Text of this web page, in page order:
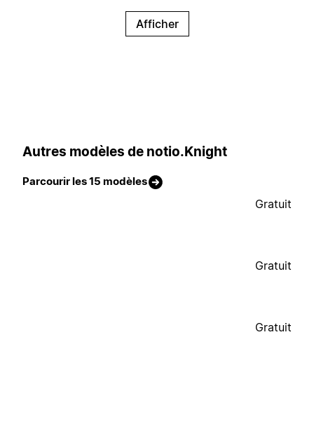
Afficher
Autres modèles de notio.Knight
Parcourir les 15 modèles
Gratuit
Gratuit
Gratuit